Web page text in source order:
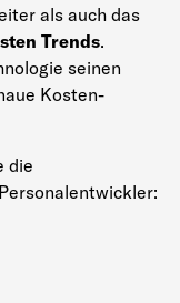
als auch das
Trends.
seinen
Kosten-
die